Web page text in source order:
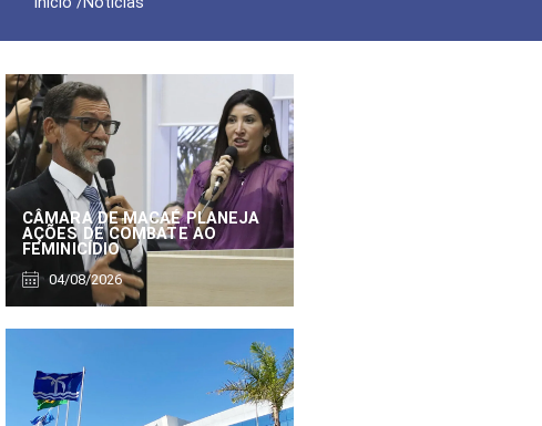
CÂMARA DE MACAÉ PLANEJA
AÇÕES DE COMBATE AO
FEMINICÍDIO
04/08/2026